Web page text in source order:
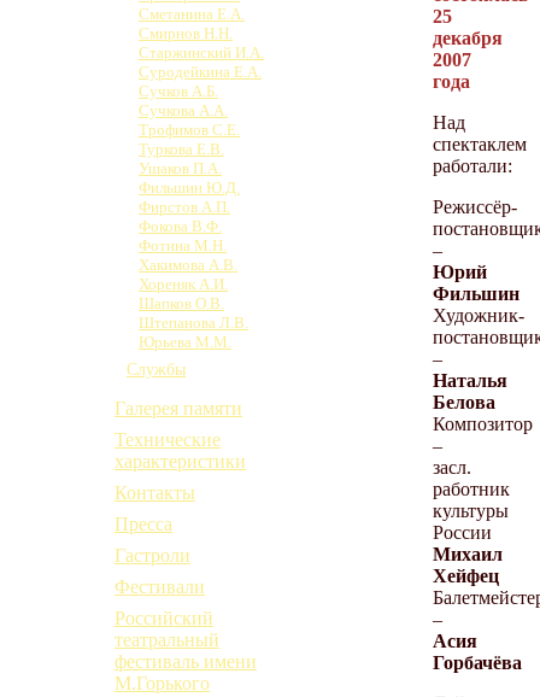
Сметанина Е.А.
Смирнов Н.Н.
Старжинский И.А.
Суродейкина Е.А.
Сучков А.Б.
Сучкова А.А.
Трофимов С.Е.
Туркова Е.В.
Ушаков П.А.
Фильшин Ю.Д.
Фирстов А.П.
Фокова В.Ф.
Фотина М.Н.
Хакимова А.В.
Хореняк А.И.
Шапков О.В.
Штепанова Л.В.
Юрьева М.М.
Службы
Галерея памяти
Технические
характеристики
Контакты
Пресса
Гастроли
Фестивали
Российский
театральный
фестиваль имени
М.Горького
25
декабря
2007
года
Над
спектаклем
работали:
Режиссёр-
–
Юрий
Фильшин
Художник-
–
Наталья
Белова
Композитор
–
засл.
работник
культуры
России
Михаил
Хейфец
–
Асия
Горбачёва